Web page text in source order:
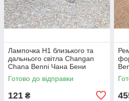
Лампочка Н1 близького та
дальнього світла Changan
Chana Benni Чана Бени
Бенни Бенні Бені
Готово до відправки
121 ₴
Бені